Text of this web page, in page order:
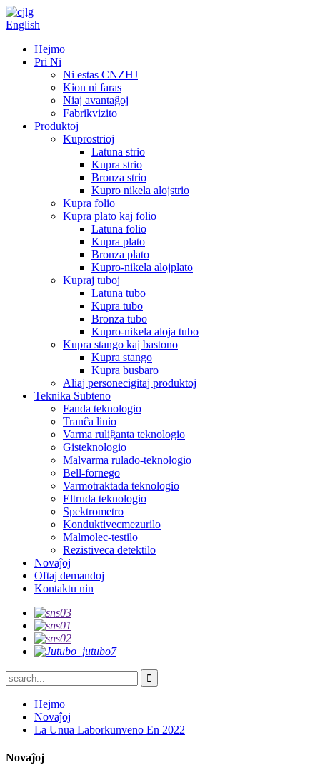
English
Hejmo
Pri Ni
Ni estas CNZHJ
Kion ni faras
Niaj avantaĝoj
Fabrikvizito
Produktoj
Kuprostrioj
Latuna strio
Kupra strio
Bronza strio
Kupro nikela alojstrio
Kupra folio
Kupra plato kaj folio
Latuna folio
Kupra plato
Bronza plato
Kupro-nikela alojplato
Kupraj tuboj
Latuna tubo
Kupra tubo
Bronza tubo
Kupro-nikela aloja tubo
Kupra stango kaj bastono
Kupra stango
Kupra busbaro
Aliaj personecigitaj produktoj
Teknika Subteno
Fanda teknologio
Tranĉa linio
Varma ruliĝanta teknologio
Gisteknologio
Malvarma rulado-teknologio
Bell-fornego
Varmotraktada teknologio
Eltruda teknologio
Spektrometro
Konduktivecmezurilo
Malmolec-testilo
Rezistiveca detektilo
Novaĵoj
Oftaj demandoj
Kontaktu nin
Hejmo
Novaĵoj
La Unua Laborkunveno En 2022
Novaĵoj